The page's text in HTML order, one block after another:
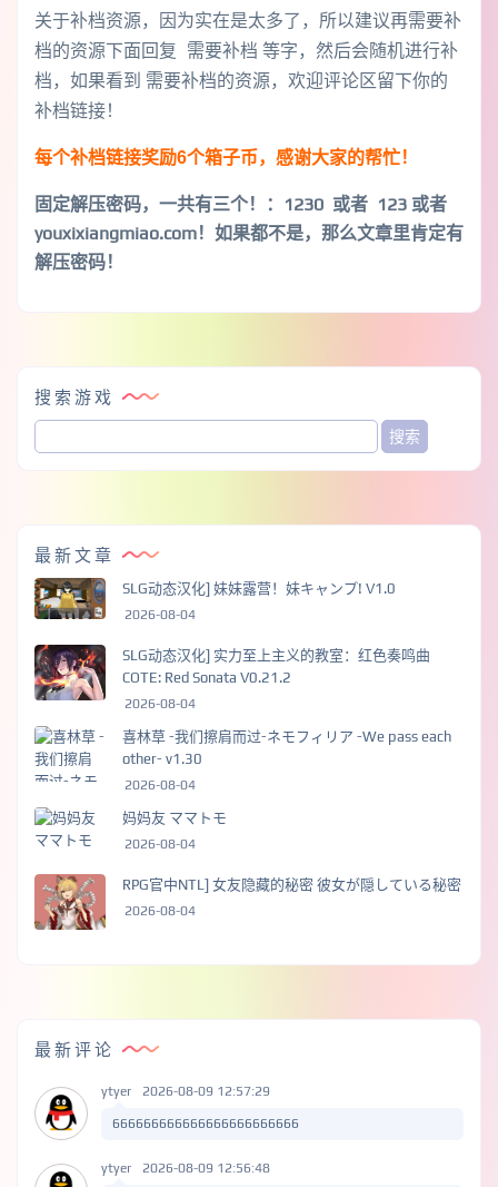
关于补档资源，因为实在是太多了，所以建议再需要补
档的资源下面回复 需要补档 等字，然后会随机进行补
档，如果看到 需要补档的资源，欢迎评论区留下你的
补档链接！
每个补档链接奖励6个箱子币，感谢大家的帮忙！
固定解压密码，一共有三个！
：1230 或者 123 或者
youxixiangmiao.com！如果都不是，那么文章里肯定有
解压密码！
搜索游戏
最新文章
SLG动态汉化] 妹妹露营！妹キャンプ! V1.0
2026-08-04
SLG动态汉化] 实力至上主义的教室：红色奏鸣曲
COTE: Red Sonata V0.21.2
2026-08-04
喜林草 -我们擦肩而过-ネモフィリア -We pass each
other- v1.30
2026-08-04
妈妈友 ママトモ
2026-08-04
RPG官中NTL] 女友隐藏的秘密 彼女が隠している秘密
2026-08-04
最新评论
ytyer 2026-08-09 12:57:29
666666666666666666666666
ytyer 2026-08-09 12:56:48